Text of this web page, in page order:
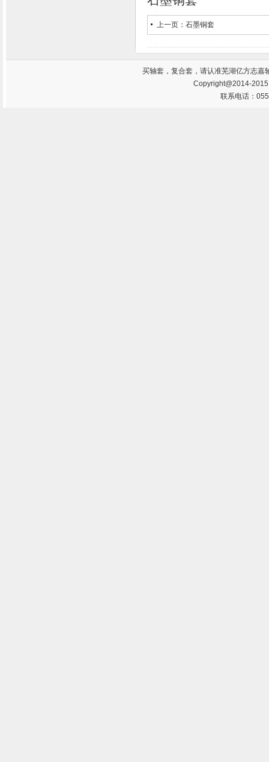
上一页： 石墨铜套
买轴套 ， 复合套 ，请认准芜湖亿方志嘉
Copyright@2014-
联系电话：